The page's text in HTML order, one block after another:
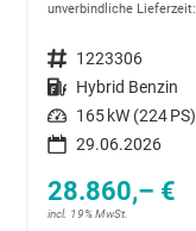
unverbindliche Lieferzeit:
Fahrzeugnummer 1223306
Kraftstoff Hybrid Benzin
Leistung 165 kW (224 PS)
29.06.2026
28.860,– €
incl. 19% MwSt.